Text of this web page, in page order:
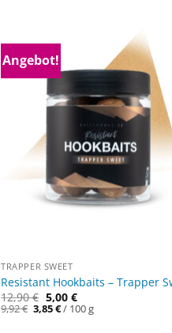
Angebot!
TRAPPER SWEET
Resistant Hookbaits – Trapper
12,90€ 5,00 €
9,92€ Ursprünglicher
Preis
3,85€Aktueller
/ 100g